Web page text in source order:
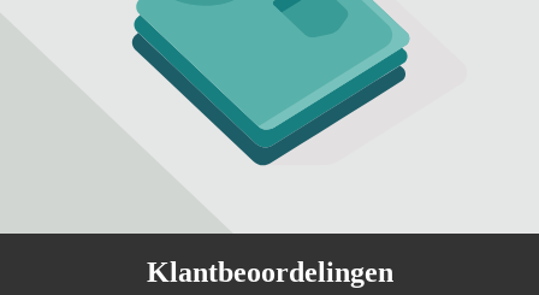
Klantbeoordelingen